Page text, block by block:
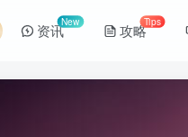
资讯New 攻略Tips